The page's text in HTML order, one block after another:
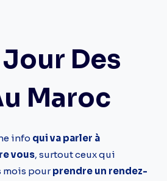
Des
Maroc
info qui va parler à
vous, surtout ceux qui
mois pourprendre un rendez-